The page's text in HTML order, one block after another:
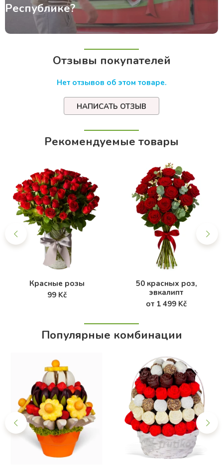
Республике?
Отзывы покупателей
Нет отзывов об этом товаре.
НАПИСАТЬ ОТЗЫВ
Рекомендуемые товары
Красные розы
99 Kč
50 красных роз,
эвкалипт
от 1 499 Kč
Популярные комбинации